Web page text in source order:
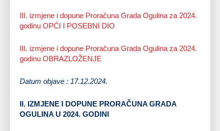
III. izmjene i dopune Proračuna Grada Ogulina za 2024.
godinu OPĆI I POSEBNI DIO
III. izmjene i dopune Proračuna Grada Ogulina za 2024.
godinu OBRAZLOŽENJE
Datum objave : 17.12.2024.
II. IZMJENE I DOPUNE PRORAČUNA GRADA
OGULINA U 2024. GODINI